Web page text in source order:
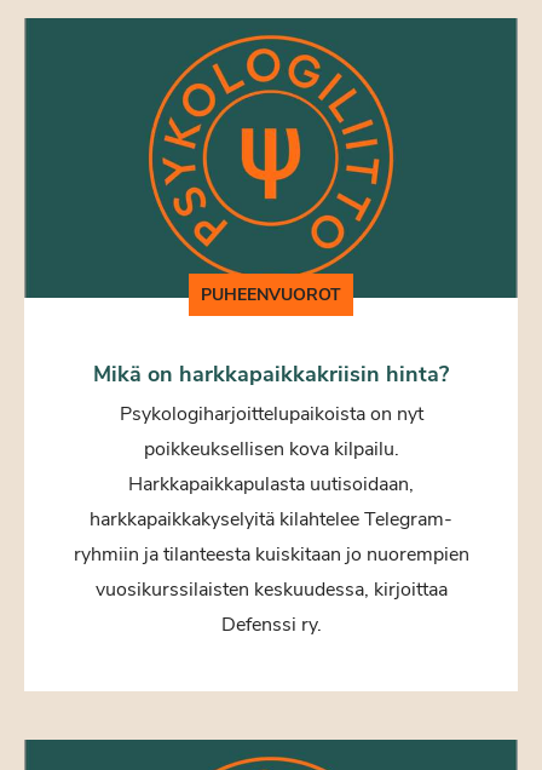
PUHEENVUOROT
Mikä on harkkapaikkakriisin hinta?
Psykologiharjoittelupaikoista on nyt
poikkeuksellisen kova kilpailu.
Harkkapaikkapulasta uutisoidaan,
harkkapaikkakyselyitä kilahtelee Telegram-
ryhmiin ja tilanteesta kuiskitaan jo nuorempien
vuosikurssilaisten keskuudessa, kirjoittaa
Defenssi ry.